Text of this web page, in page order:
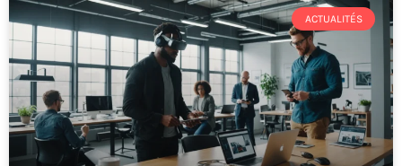
ACTUALITÉS